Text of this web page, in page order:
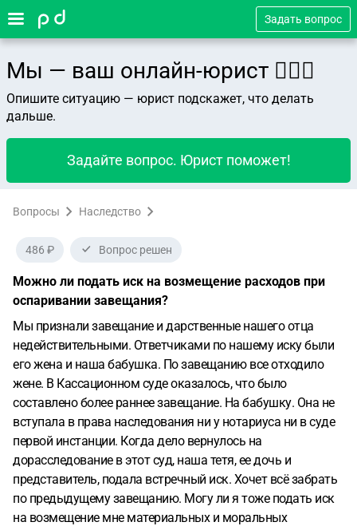
Задать вопрос
Мы — ваш онлайн-юрист 👨🏻‍⚖️
Опишите ситуацию — юрист подскажет, что делать
дальше.
Задайте вопрос. Юрист поможет!
Вопросы Наследство
486 ₽ Вопрос решен
Можно ли подать иск на возмещение расходов при
оспаривании завещания?
Мы признали завещание и дарственные нашего отца
недействительными. Ответчиками по нашему иску были
его жена и наша бабушка. По завещанию все отходило
жене. В Кассационном суде оказалось, что было
составлено более раннее завещание. На бабушку. Она не
вступала в права наследования ни у нотариуса ни в суде
первой инстанции. Когда дело вернулось на
дорасследование в этот суд, наша тетя, ее дочь и
представитель, подала встречный иск. Хочет всё забрать
по предыдущему завещанию. Могу ли я тоже подать иск
на возмещение мне материальных и моральных